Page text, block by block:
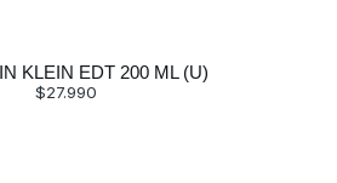
KLEIN EDT 200 ML (U)
$27.990